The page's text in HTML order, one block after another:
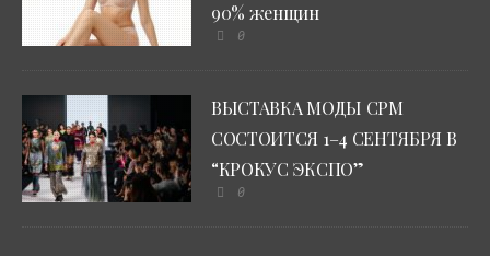
90% женщин
0
ВЫСТАВКА МОДЫ CPM
СОСТОИТСЯ 1–4 СЕНТЯБРЯ В
“КРОКУС ЭКСПО”
0